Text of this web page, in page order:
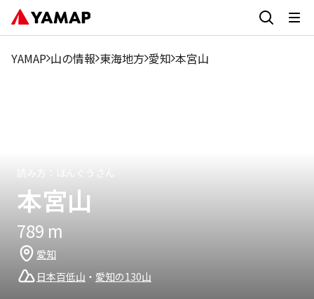
YAMAP 山の情報 東海地方 愛知 本宮山
本宮山
789 m
愛知
日本百低山 ・ 愛知の130山
1月 2月 3月 8月 9月
1月 2月 8月
9月
高
℃ 26.5 30